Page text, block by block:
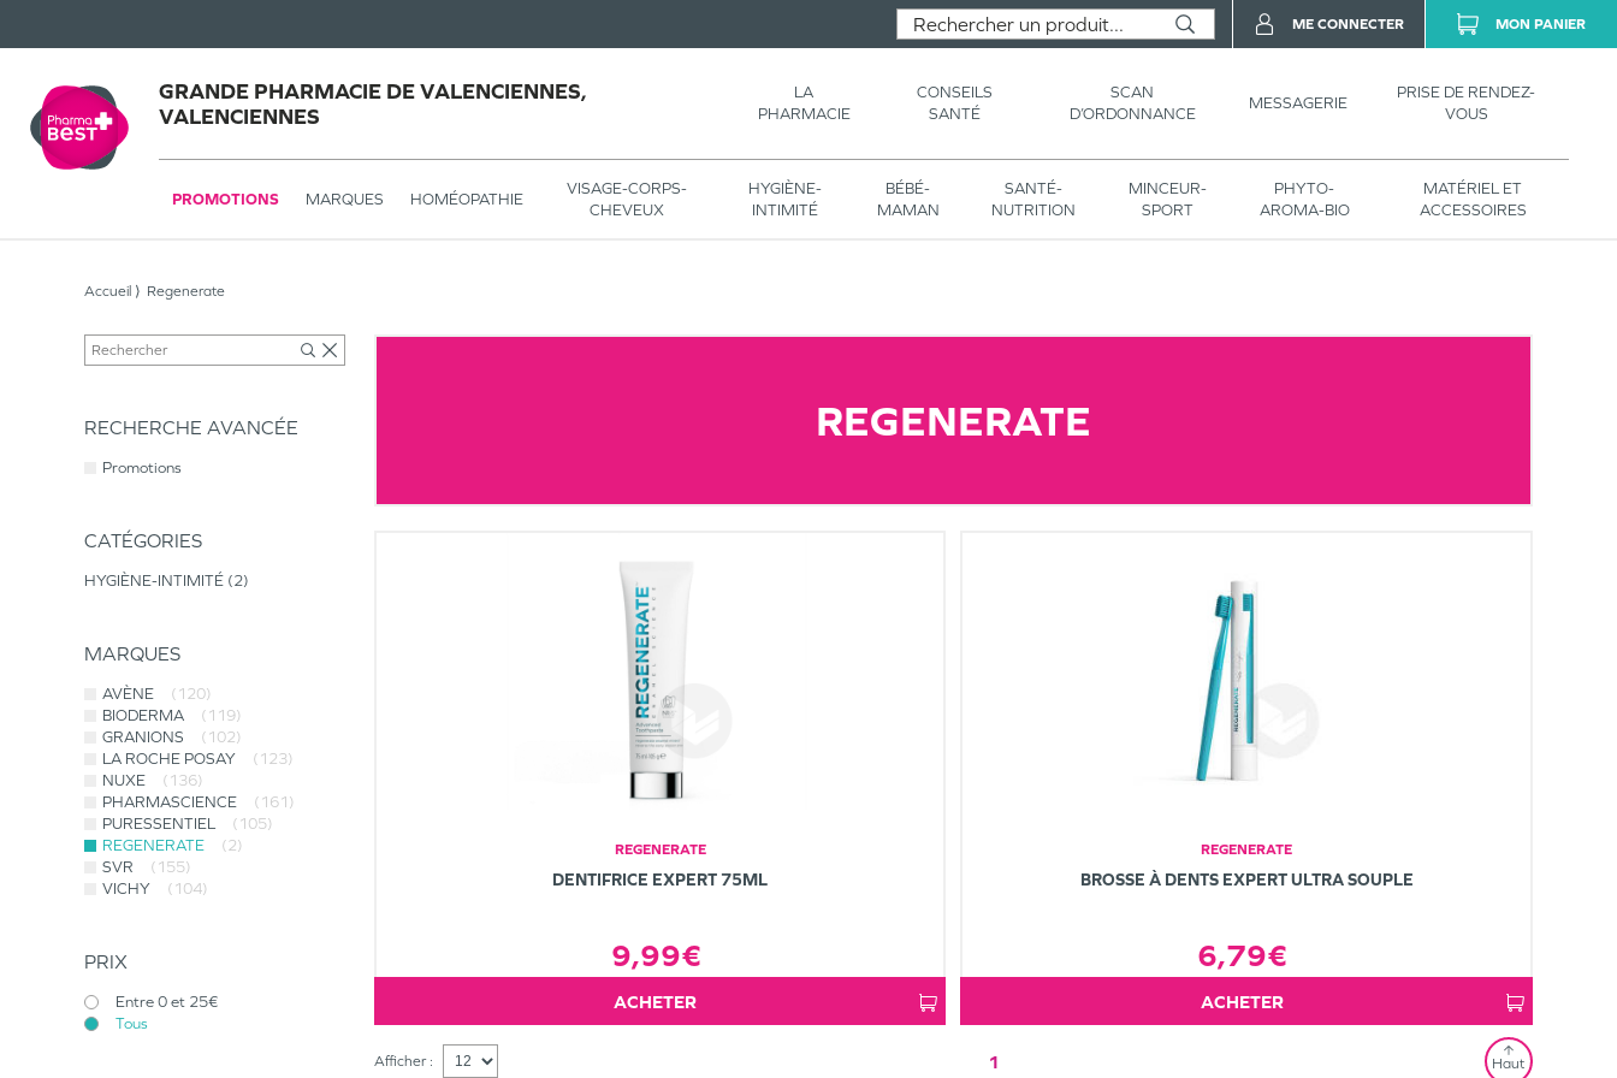
GRANDE PHARMACIE DE VALENCIENNES,
VALENCIENNES
LA
PHARMACIE
CONSEILS
SANTÉ
SCAN
D’ORDONNANCE
MESSAGERIE
PRISE DE RENDEZ-
VOUS
PROMOTIONS MARQUES HOMÉOPATHIE
VISAGE-CORPS-
CHEVEUX
HYGIÈNE-
INTIMITÉ
BÉBÉ-
MAMAN
SANTÉ-
NUTRITION
MINCEUR-
SPORT
PHYTO-
AROMA-BIO
MATÉRIEL ET
ACCESSOIRES
ME CONNECTER MON PANIER
Accueil Regenerate
RECHERCHE AVANCÉE
Promotions
CATÉGORIES
HYGIÈNE-INTIMITÉ 2
MARQUES
AVÈNE
(120)
BIODERMA
(119)
GRANIONS
(102)
LA ROCHE POSAY
(123)
NUXE
(136)
PHARMASCIENCE
(161)
PURESSENTIEL
(105)
REGENERATE
(2)
SVR
(155)
VICHY
(104)
PRIX
Entre 0 et 25€
Tous
REGENERATE
REGENERATE
DENTIFRICE EXPERT 75ML
9,99€
ACHETER
REGENERATE
BROSSE À DENTS EXPERT ULTRA SOUPLE
6,79€
ACHETER
Afficher : 1 Haut